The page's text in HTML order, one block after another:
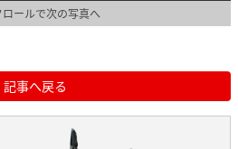
ールで次の写真へ
記事へ戻る